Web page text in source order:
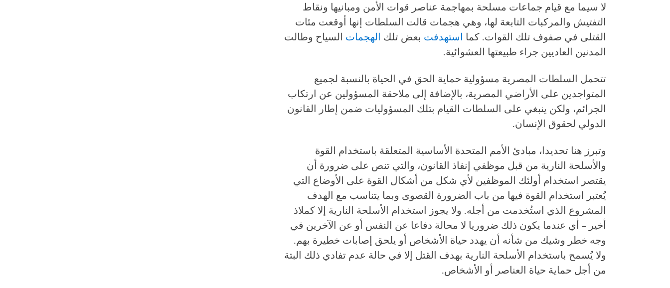
لا سيما مع قيام جماعات مسلحة بمهاجمة عناصر قوات الأمن ومبانيها ونقاط
التفتيش والمركبات التابعة لها، وهي هجمات قالت السلطات إنها أوقعت مئات
القتلى في صفوف تلك القوات. كما استهدفت بعض تلك الهجمات السياح وطالت
المدنين العاديين جراء طبيعتها العشوائية.
تتحمل السلطات المصرية مسؤولية حماية الحق في الحياة بالنسبة لجميع
المتواجدين على الأراضي المصرية، بالإضافة إلى ملاحقة المسؤولين عن ارتكاب
الجرائم، ولكن ينبغي على السلطات القيام بتلك المسؤوليات ضمن إطار القانون
الدولي لحقوق الإنسان.
وتبرز هنا تحديدا، مبادئ الأمم المتحدة الأساسية المتعلقة باستخدام القوة
والأسلحة النارية من قبل موظفي إنفاذ القانون، والتي تنص على ضرورة أن
يقتصر استخدام أولئك الموظفين لأي شكل من أشكال القوة على الأوضاع التي
يُعتبر استخدام القوة فيها من باب الضرورة القصوى وبما يتناسب مع الهدف
المشروع الذي استُخدمت من أجله. ولا يجوز استخدام الأسلحة النارية إلا كملاذ
أخير – أي عندما يكون ذلك ضروريا لا محالة دفاعا عن النفس أو عن الآخرين في
وجه خطر وشيك من شأنه أن يهدد حياة الأشخاص أو يلحق إصابات خطيرة بهم.
ولا يُسمح باستخدام الأسلحة النارية بهدف القتل إلا في حالة عدم تفادي ذلك البتة
من أجل حماية حياة العناصر أو الأشخاص.